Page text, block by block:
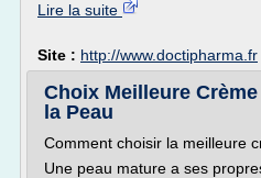
Lire la suite
Site : http://www.doctipharma.fr
Choix Meilleure
la Peau
Comment choisir la meilleure
Une peau mature a ses